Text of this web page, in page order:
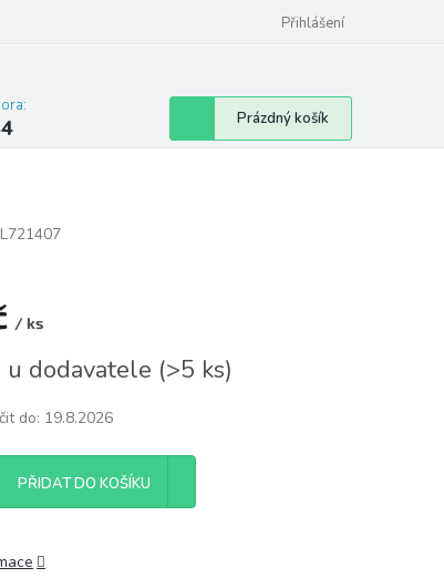
Přihlášení
Nákupní
košík
Prázdný košík
/ ks
u dodavatele (>5 ks)
do: 19.8.2026
PŘIDAT DO KOŠÍKU